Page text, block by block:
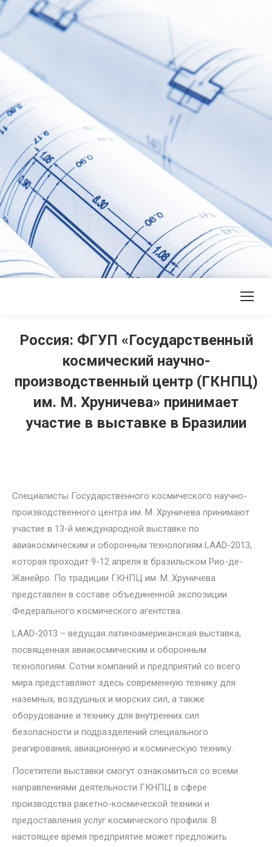
Россия: ФГУП «Государственный
космический научно-
производственный центр (ГКНПЦ)
им. М. Хруничева» принимает
участие в выставке в Бразилии
Специалисты Государственного космического научно-
производственного центра им. М. Хруничева принимают
участие в 13-й международной выставке по
авиакосмическим и оборонным технологиям LAAD-2013,
которая проходит 9-12 апреля в бразильском Рио-де-
Жанейро. По традиции ГКНПЦ им. М. Хруничева
представлен в составе объединенной экспозиции
Федерального космического агентства.
LAAD-2013 – ведущая латиноамериканская выставка,
посвященная авиакосмическим и оборонным
технологиям. Сотни компаний и предприятий со всего
мира представляют здесь современную технику для
наземных, воздушных и морских сил, а также
оборудование и технику для внутренних сил
безопасности и подразделений специального
реагирования, авиационную и космическую технику.
Посетители выставки смогут ознакомиться со всеми
направлениями деятельности ГКНПЦ в сфере
производства ракетно-космической техники и
предоставления услуг космического профиля. В
настоящее время предприятие может предложить